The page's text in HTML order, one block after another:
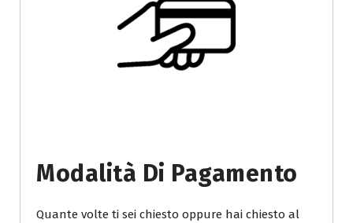
Modalità Di Pagamento
Quante volte ti sei chiesto oppure hai chiesto al